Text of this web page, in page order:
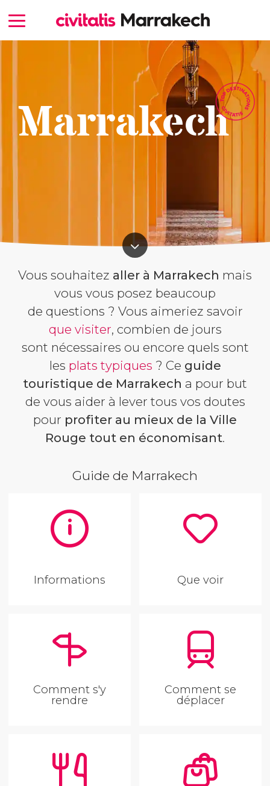
Marrakech
Vous souhaitez aller à Marrakech mais
vous vous posez beaucoup
de questions ? Vous aimeriez savoir
que visiter, combien de jours
sont nécessaires ou encore quels sont
les plats typiques ? Ce guide
touristique de Marrakech a pour but
de vous aider à lever tous vos doutes
pour profiter au mieux de la Ville
Rouge tout en économisant.
Guide de Marrakech
Informations Que voir
Comment s'y
rendre
Comment se
déplacer